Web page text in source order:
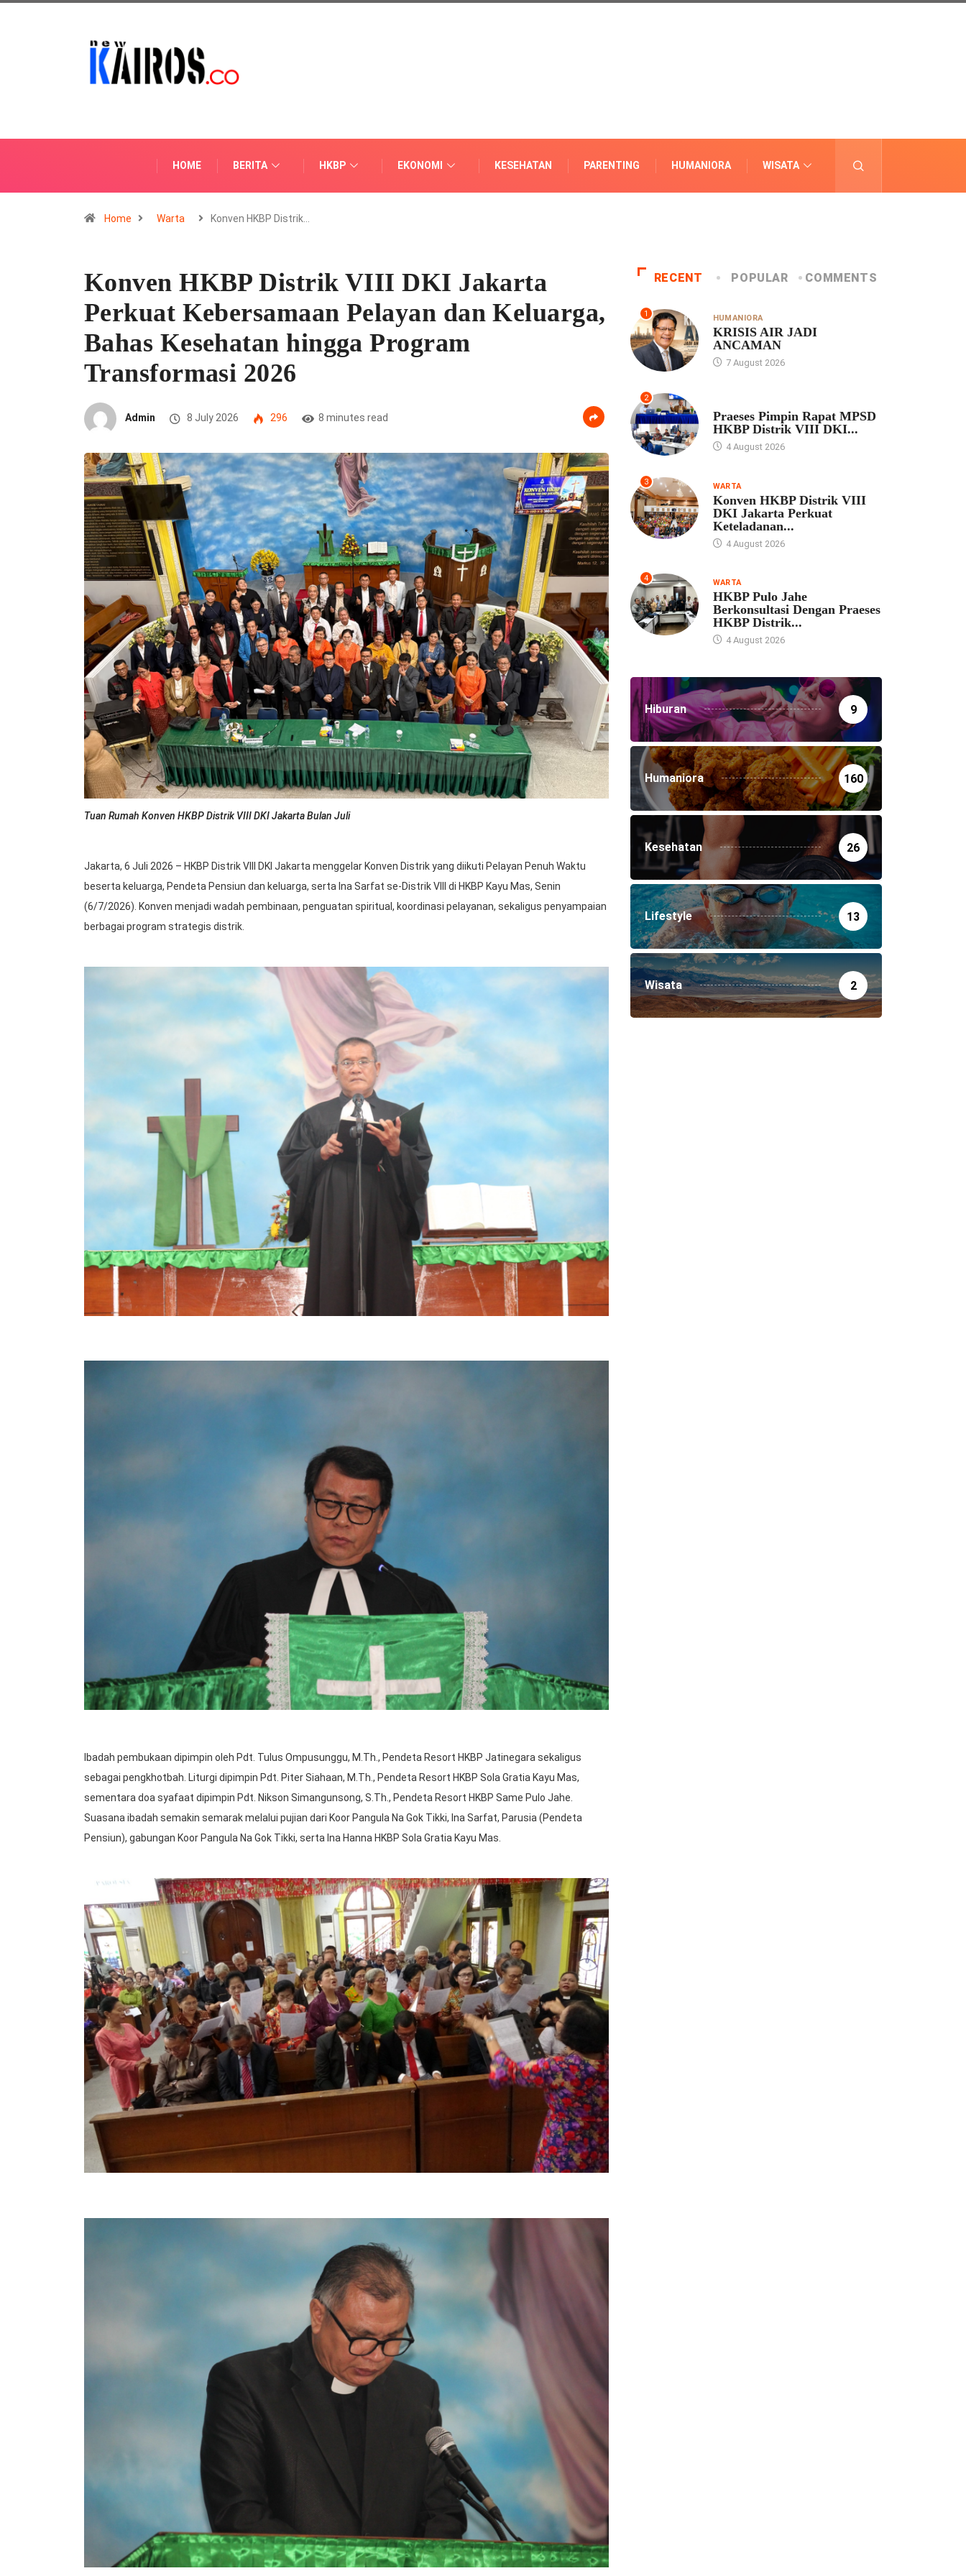
HOME BERITA HKBP EKONOMI KESEHATAN PARENTING HUMANIORA WISATA
Home Warta Konven HKBP Distrik…
Konven HKBP Distrik VIII DKI Jakarta
Perkuat Kebersamaan Pelayan dan Keluarga,
Bahas Kesehatan hingga Program
Transformasi 2026
Admin 8 July 2026 296 8 minutes read
Tuan Rumah Konven HKBP Distrik VIII DKI Jakarta Bulan Juli
Jakarta, 6 Juli 2026 – HKBP Distrik VIII DKI Jakarta menggelar Konven Distrik yang diikuti Pelayan Penuh Waktu
beserta keluarga, Pendeta Pensiun dan keluarga, serta Ina Sarfat se-Distrik VIII di HKBP Kayu Mas, Senin
(6/7/2026). Konven menjadi wadah pembinaan, penguatan spiritual, koordinasi pelayanan, sekaligus penyampaian
berbagai program strategis distrik.
Ibadah pembukaan dipimpin oleh Pdt. Tulus Ompusunggu, M.Th., Pendeta Resort HKBP Jatinegara sekaligus
sebagai pengkhotbah. Liturgi dipimpin Pdt. Piter Siahaan, M.Th., Pendeta Resort HKBP Sola Gratia Kayu Mas,
sementara doa syafaat dipimpin Pdt. Nikson Simangunsong, S.Th., Pendeta Resort HKBP Same Pulo Jahe.
Suasana ibadah semakin semarak melalui pujian dari Koor Pangula Na Gok Tikki, Ina Sarfat, Parusia (Pendeta
Pensiun), gabungan Koor Pangula Na Gok Tikki, serta Ina Hanna HKBP Sola Gratia Kayu Mas.
RECENT POPULAR COMMENTS
1 HUMANIORA
KRISIS AIR JADI
ANCAMAN
7 August 2026
2
Praeses Pimpin Rapat MPSD
HKBP Distrik VIII DKI...
4 August 2026
3 WARTA
Konven HKBP Distrik VIII
DKI Jakarta Perkuat
Keteladanan...
4 August 2026
4 WARTA
HKBP Pulo Jahe
Berkonsultasi Dengan Praeses
HKBP Distrik...
4 August 2026
Hiburan 9
Humaniora 160
Kesehatan 26
Lifestyle 13
Wisata 2